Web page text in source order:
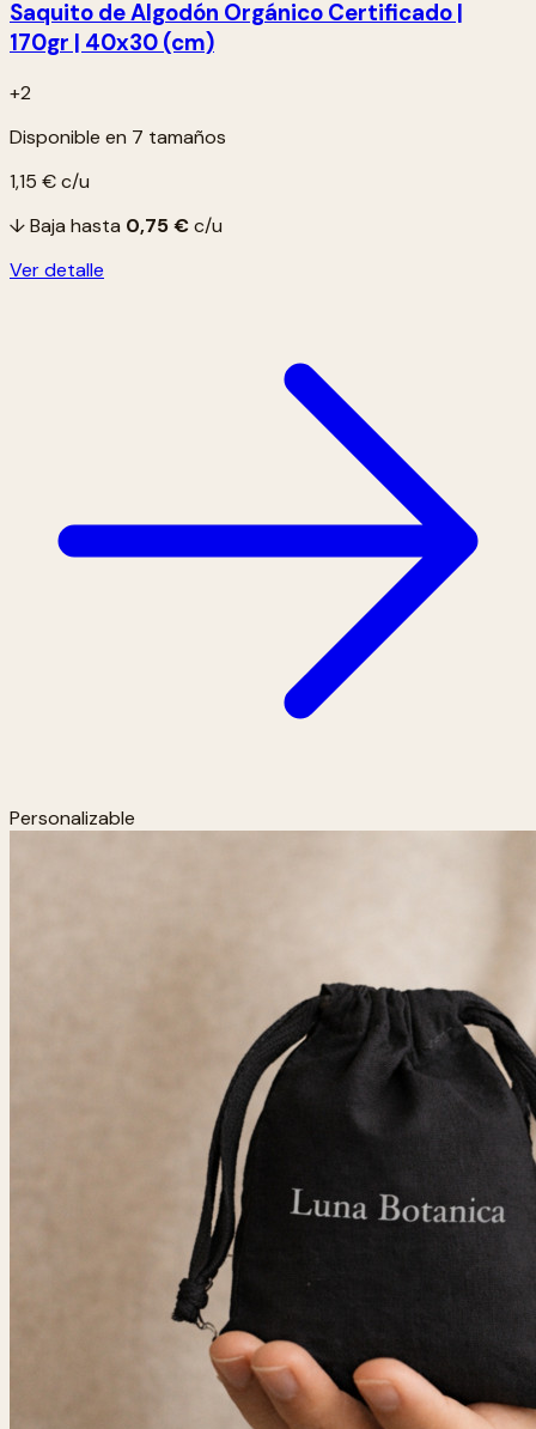
Saquito de Algodón Orgánico Certificado |
170gr | 40x30 (cm)
+2
Disponible en 7 tamaños
1,15 €c/u
↓ Baja hasta 0,75 €c/u
Ver detalle
Personalizable